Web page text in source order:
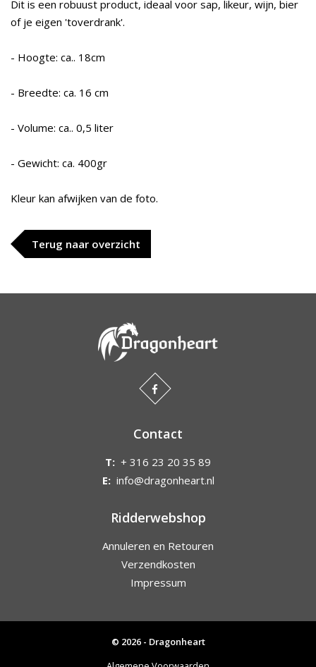
Dit is een robuust product, ideaal voor sap, likeur, wijn, bier
of je eigen 'toverdrank'.
- Hoogte: ca.. 18cm
- Breedte: ca. 16 cm
- Volume: ca.. 0,5 liter
- Gewicht: ca. 400gr
Kleur kan afwijken van de foto.
Terug naar overzicht
Contact
T: + 316 23 20 35 89
E: info@dragonheart.nl
Ridderwebshop
Annuleren en Retouren
Verzendkosten
Impressum
© 2026 - Dragonheart